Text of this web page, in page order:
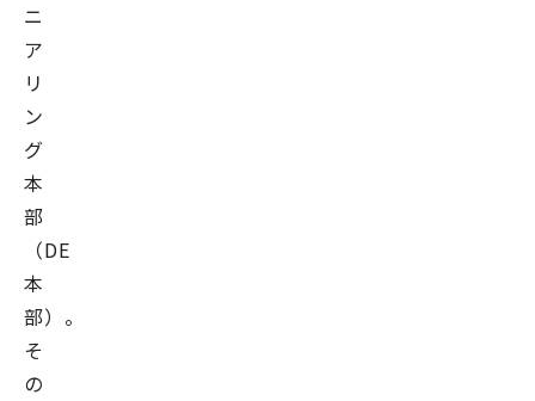
ニ
ア
リ
ン
グ
本
部
（DE
本
部）。
そ
の